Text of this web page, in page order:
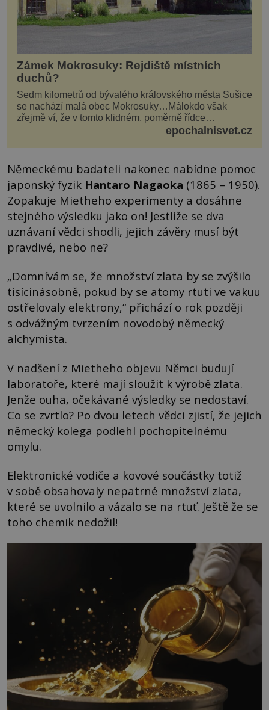
Zámek Mokrosuky: Rejdiště místních
duchů?
Sedm kilometrů od bývalého královského města Sušice
se nachází malá obec Mokrosuky…Málokdo však
zřejmě ví, že v tomto klidném, poměrně řídce
navštěvovaném koutu vesnické Šumavy se nachází
epochalnisvet.cz
Německému badateli nakonec nabídne pomoc
japonský fyzik Hantaro Nagaoka (1865 – 1950).
Zopakuje Mietheho experimenty a dosáhne
stejného výsledku jako on! Jestliže se dva
uznávaní vědci shodli, jejich závěry musí být
pravdivé, nebo ne?
„Domnívám se, že množství zlata by se zvýšilo
tisícinásobně, pokud by se atomy rtuti ve vakuu
ostřelovaly elektrony,“ přichází o rok později
s odvážným tvrzením novodobý německý
alchymista.
V nadšení z Mietheho objevu Němci budují
laboratoře, které mají sloužit k výrobě zlata.
Jenže ouha, očekávané výsledky se nedostaví.
Co se zvrtlo? Po dvou letech vědci zjistí, že jejich
německý kolega podlehl pochopitelnému
omylu.
Elektronické vodiče a kovové součástky totiž
v sobě obsahovaly nepatrné množství zlata,
které se uvolnilo a vázalo se na rtuť. Ještě že se
toho chemik nedožil!